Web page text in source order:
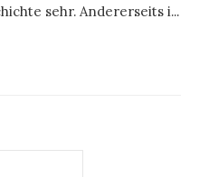
sehr. Andererseits i...